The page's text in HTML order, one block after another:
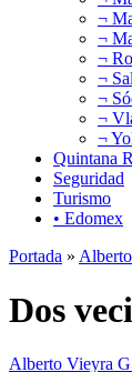
¬
¬
¬
¬
¬
¬
¬
Quintana
Seguridad
Turismo
• Edomex
Portada »
Dos
Alberto Vieyra